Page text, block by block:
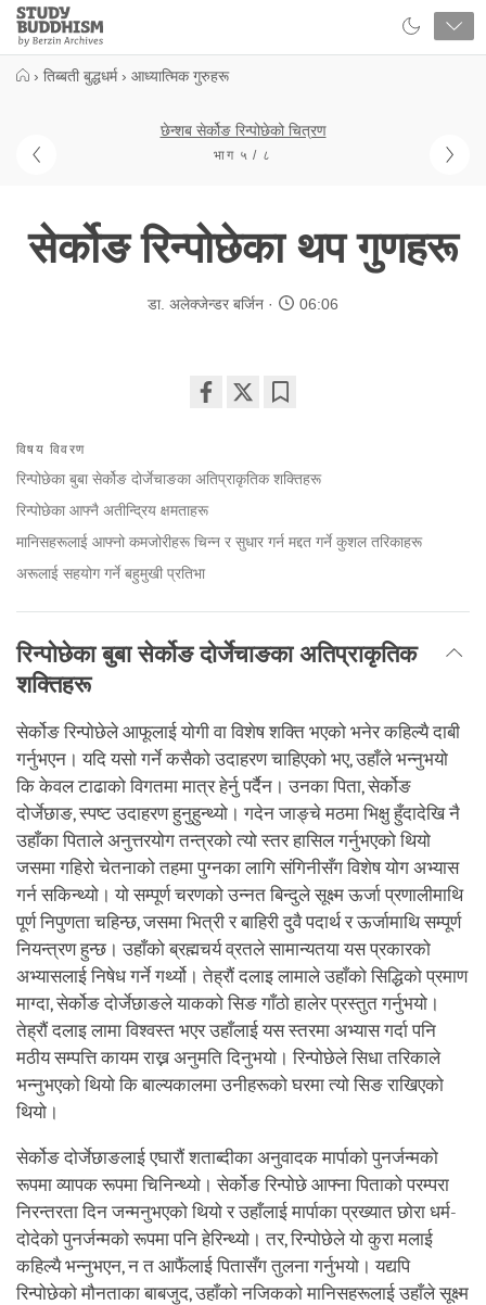
Close
Study
Buddhism
› तिब्बती बुद्धधर्म › आध्यात्मिक गुरुहरू
छेन्शब सेर्कोङ रिन्पोछेको चित्रण
भाग ५ / ८
सेर्कोङ रिन्पोछेका थप गुणहरू
डा. अलेक्जेन्डर बर्जिन 06:06
facebook
विषय विवरण
रिन्पोछेका बुबा सेर्कोङ दोर्जेचाङका अतिप्राकृतिक शक्तिहरू
रिन्पोछेका आफ्नै अतीन्द्रिय क्षमताहरू
मानिसहरूलाई आफ्नो कमजोरीहरू चिन्न र सुधार गर्न मद्दत गर्ने कुशल तरिकाहरू
अरूलाई सहयोग गर्ने बहुमुखी प्रतिभा
रिन्पोछेका बुबा सेर्कोङ दोर्जेचाङका अतिप्राकृतिक
शक्तिहरू
सेर्कोङ रिन्पोछेले आफूलाई योगी वा विशेष शक्ति भएको भनेर कहिल्यै दाबी
गर्नुभएन। यदि यसो गर्ने कसैको उदाहरण चाहिएको भए, उहाँले भन्नुभयो
कि केवल टाढाको विगतमा मात्र हेर्नु पर्दैन। उनका पिता, सेर्कोङ
दोर्जेछाङ, स्पष्ट उदाहरण हुनुहुन्थ्यो। गदेन जाङ्चे मठमा भिक्षु हुँदादेखि नै
उहाँका पिताले अनुत्तरयोग तन्त्रको त्यो स्तर हासिल गर्नुभएको थियो
जसमा गहिरो चेतनाको तहमा पुग्नका लागि संगिनीसँग विशेष योग अभ्यास
गर्न सकिन्थ्यो। यो सम्पूर्ण चरणको उन्नत बिन्दुले सूक्ष्म ऊर्जा प्रणालीमाथि
पूर्ण निपुणता चहिन्छ, जसमा भित्री र बाहिरी दुवै पदार्थ र ऊर्जामाथि सम्पूर्ण
नियन्त्रण हुन्छ। उहाँको ब्रह्मचर्य व्रतले सामान्यतया यस प्रकारको
अभ्यासलाई निषेध गर्ने गर्थ्यो। तेह्रौं दलाइ लामाले उहाँको सिद्धिको प्रमाण
माग्दा, सेर्कोङ दोर्जेछाङले याकको सिङ गाँठो हालेर प्रस्तुत गर्नुभयो।
तेह्रौं दलाइ लामा विश्वस्त भएर उहाँलाई यस स्तरमा अभ्यास गर्दा पनि
मठीय सम्पत्ति कायम राख्न अनुमति दिनुभयो। रिन्पोछेले सिधा तरिकाले
भन्नुभएको थियो कि बाल्यकालमा उनीहरूको घरमा त्यो सिङ राखिएको
थियो।
सेर्कोङ दोर्जेछाङलाई एघारौं शताब्दीका अनुवादक मार्पाको पुनर्जन्मको
रूपमा व्यापक रूपमा चिनिन्थ्यो। सेर्कोङ रिन्पोछे आफ्ना पिताको परम्परा
निरन्तरता दिन जन्मनुभएको थियो र उहाँलाई मार्पाका प्रख्यात छोरा धर्म-
दोदेको पुनर्जन्मको रूपमा पनि हेरिन्थ्यो। तर, रिन्पोछेले यो कुरा मलाई
कहिल्यै भन्नुभएन, न त आफैंलाई पितासँग तुलना गर्नुभयो। यद्यपि
रिन्पोछेको मौनताका बाबजुद, उहाँको नजिकको मानिसहरूलाई उहाँले सूक्ष्म